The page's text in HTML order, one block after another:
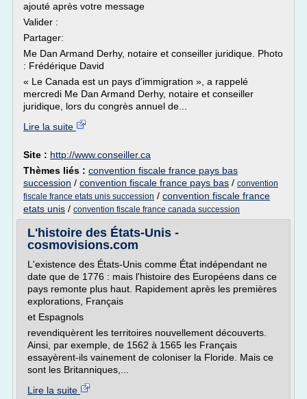
ajouté après votre message
Valider :
Partager:
Me Dan Armand Derhy, notaire et conseiller juridique. Photo
: Frédérique David
« Le Canada est un pays d'immigration », a rappelé
mercredi Me Dan Armand Derhy, notaire et conseiller
juridique, lors du congrès annuel de...
Lire la suite
Site : http://www.conseiller.ca
Thèmes liés : convention fiscale france pays bas
succession / convention fiscale france pays bas / convention
fiscale france etats unis succession / convention fiscale france
etats unis / convention fiscale france canada succession
L'histoire des États-Unis -
cosmovisions.com
L'existence des États-Unis comme État indépendant ne
date que de 1776 : mais l'histoire des Européens dans ce
pays remonte plus haut. Rapidement après les premières
explorations, Français
et Espagnols
revendiquèrent les territoires nouvellement découverts.
Ainsi, par exemple, de 1562 à 1565 les Français
essayèrent-ils vainement de coloniser la Floride. Mais ce
sont les Britanniques,...
Lire la suite